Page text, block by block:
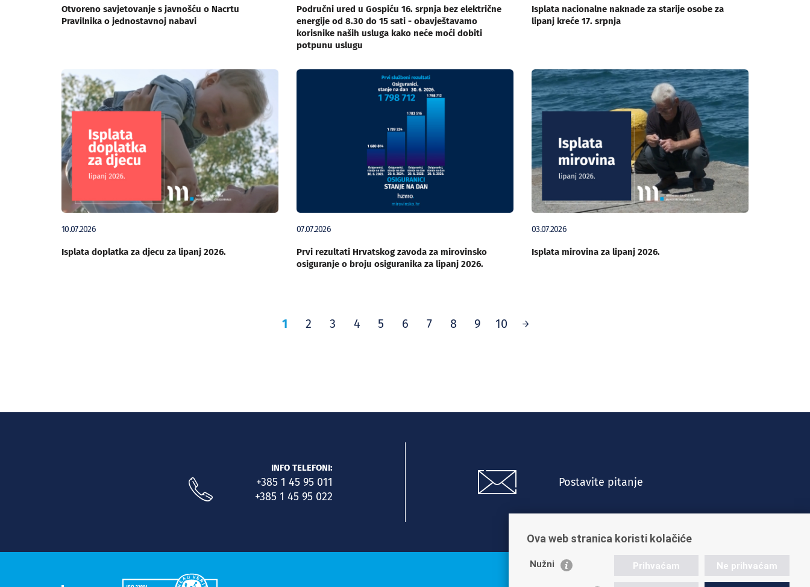
Otvoreno savjetovanje s javnošću o Nacrtu
Pravilnika o jednostavnoj nabavi
Područni ured u Gospiću 16. srpnja bez električne
energije od 8.30 do 15 sati - obavještavamo
korisnike naših usluga kako neće moći dobiti
potpunu uslugu
Isplata nacionalne naknade za starije osobe za
lipanj kreće 17. srpnja
10.07.2026
Isplata doplatka za djecu za lipanj 2026.
07.07.2026
Prvi rezultati Hrvatskog zavoda za mirovinsko
osiguranje o broju osiguranika za lipanj 2026.
03.07.2026
Isplata mirovina za lipanj 2026.
1 2 3 4 5 6 7 8 9 10
INFO TELEFONI:
+385 1 45 95 011
+385 1 45 95 022
Postavite pitanje
Ova web stranica koristi kolačiće
Nužni Prihvaćam Ne prihvaćam